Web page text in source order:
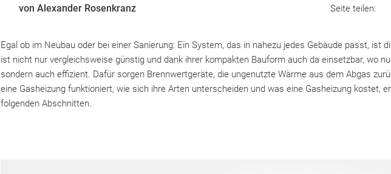
von Alexander Rosenkranz Seite teilen:
Egal ob im Neubau oder bei einer Sanierung: Ein System, das in nahezu jedes Gebäude passt, ist
ist nicht nur vergleichsweise günstig und dank ihrer kompakten Bauform auch da einsetzbar, wo
sondern auch effizient. Dafür sorgen Brennwertgeräte, die ungenutzte Wärme aus dem Abgas
eine Gasheizung funktioniert, wie sich ihre Arten unterscheiden und was eine Gasheizung kostet,
folgenden Abschnitten.